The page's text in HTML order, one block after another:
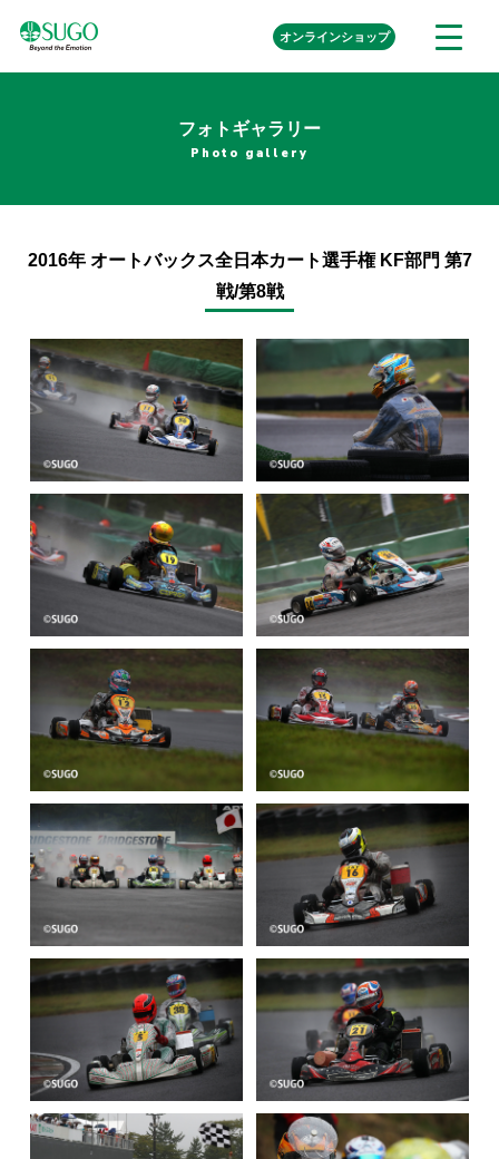
メ
オンラインショップ外
部
フォトギャラリー
Photo gallery
2016年 オートバックス全日本カート選手権 KF部門 第7
戦/第8戦